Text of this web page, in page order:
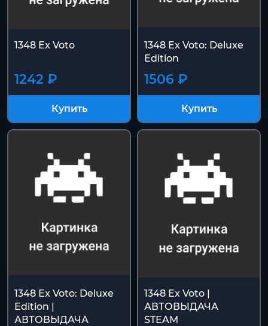
1348 Ex Voto
1242 ₽
Купить
1348 Ex Voto: Deluxe
Edition
1506 ₽
Купить
1348 Ex Voto: Deluxe
Edition |
АВТОВЫДАЧА
1348 Ex Voto |
АВТОВЫДАЧА
STEAM